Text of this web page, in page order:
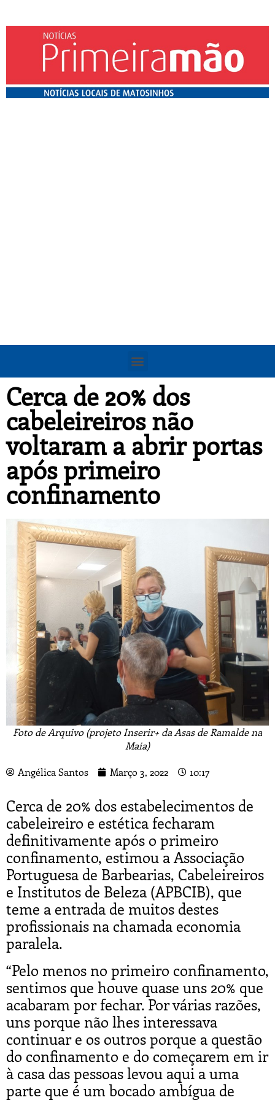
Cerca de 20% dos
cabeleireiros não
voltaram a abrir portas
após primeiro
confinamento
Foto de Arquivo (projeto Inserir+ da Asas de Ramalde na
Maia)
Angélica Santos Março 3, 2022 10:17
Cerca de 20% dos estabelecimentos de
cabeleireiro e estética fecharam
definitivamente após o primeiro
confinamento, estimou a Associação
Portuguesa de Barbearias, Cabeleireiros
e Institutos de Beleza (APBCIB), que
teme a entrada de muitos destes
profissionais na chamada economia
paralela.
“Pelo menos no primeiro confinamento,
sentimos que houve quase uns 20% que
acabaram por fechar. Por várias razões,
uns porque não lhes interessava
continuar e os outros porque a questão
do confinamento e do começarem em ir
à casa das pessoas levou aqui a uma
parte que é um bocado ambígua de